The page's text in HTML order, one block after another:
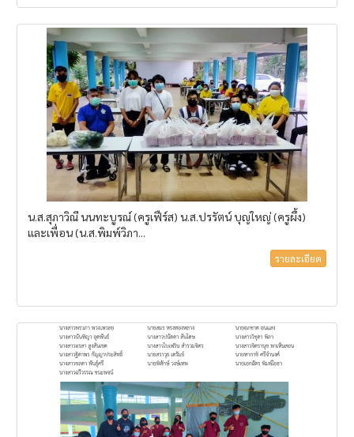
น.ส.สุภาวิณี​ นนทะบูรณ์​ (ครูเฟืร์ส)​ น.ส.ปรรัตน์​ บุญใหญ่​ (ครูผึ้ง)​
และเพื่อน​ (น.ส.พิมพ์วิภา​...
รายละเอียด